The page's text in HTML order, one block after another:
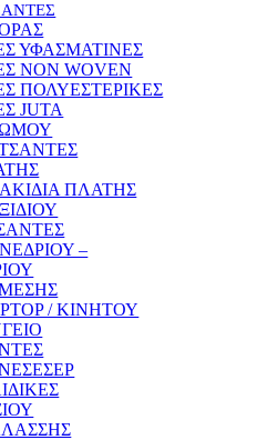
ΥΦΑΣΜΑΤΙΝΕΣ
NON WOVEN
ΠΟΛΥΕΣΤΕΡΙΚΕΣ
JUTA
ΠΛΑΤΗΣ
–
/ ΚΙΝΗΤΟΥ